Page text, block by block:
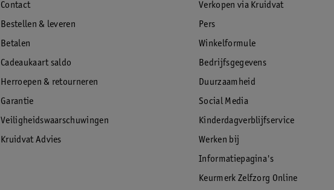
Contact
Bestellen & leveren
Betalen
Cadeaukaart saldo
Herroepen & retourneren
Garantie
Veiligheidswaarschuwingen
Kruidvat Advies
Verkopen via Kruidvat
Pers
Winkelformule
Bedrijfsgegevens
Duurzaamheid
Social Media
Kinderdagverblijfservice
Werken bij
Informatiepagina's
Keurmerk Zelfzorg Online